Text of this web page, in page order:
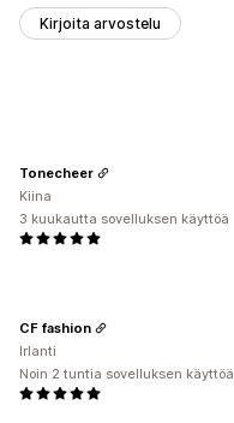
Kirjoita arvostelu
Tonecheer
Kiina
3 kuukautta sovelluksen käyttöä
CF fashion
Irlanti
Noin 2 tuntia sovelluksen käyttöä